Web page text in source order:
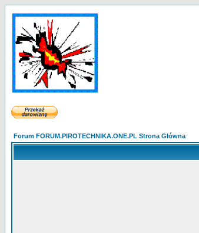
Forum FORUM.PIROTECHNIKA.ONE.PL Strona Główna